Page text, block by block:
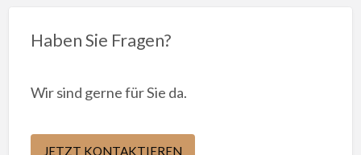
Haben Sie Fragen?
Wir sind gerne für Sie da.
JETZT KONTAKTIEREN